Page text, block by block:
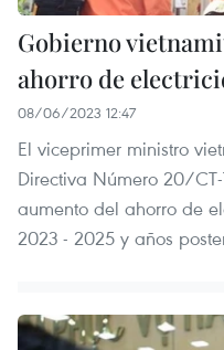
Gobierno
ahorro de
08/06/2023 12:47
El viceprimer ministro
Directiva Número 20/
aumento del ahorro de
2023 - 2025 y años